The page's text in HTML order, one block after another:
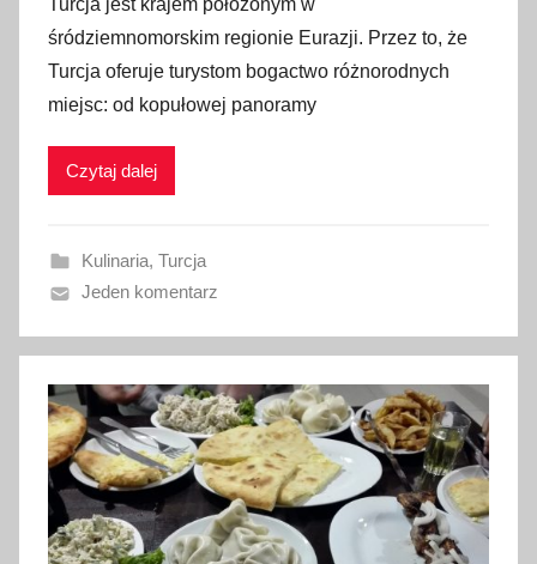
n
a
2
u
b
i
w
n
o
9
s
t
y
c
z
n
Turcja jest krajem położonym w
śródziemnomorskim regionie Eurazji. Przez to, że
Turcja oferuje turystom bogactwo różnorodnych
miejsc: od kopułowej panoramy
Czytaj dalej
Kulinaria, Turcja
Jeden komentarz